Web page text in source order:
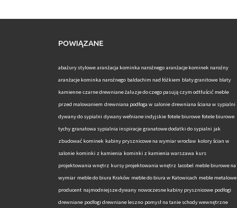
POWIĄZANE
abażury stylowe aranżacja kominka narożnego aranżacje kominek narożny
aranżacje kominka narożnego baldachim nad łóżkiem blaty granitowe blaty
kamienne czarne drewniane żaluzje do czego pasują czym odtłuścić meble
przed malowaniem drewniana podłoga w salonie drewniana ściana w sypialni
dywany do sypialni dywany wełniane indyjskie fotele biurowe fotele biurowe
tychy granatowa sypialnia inspiracje granatowe dodatki do sypialni jak
zbudować kominek kabiny prysznicowe na wymiar wrocław kolory ścian w
salonie kominki z kamienia kominki z kamienia warszawa kurs
projektowania wnętrz kursy projektowania wnętrz lacobel meble biurowe na
wymiar meble do biura Kraków meble do biura w Katowicach meble metalowe
producent najmodniejsze dywany nowoczesne kabiny prysznicowe podłogi
drewniane podłogi drewniane leszno pomysł na tanie schody wewnętrzne